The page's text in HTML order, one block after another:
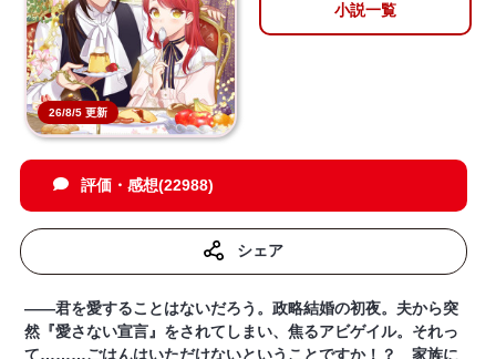
26/8/5 更新
小説一覧
評価・感想(22988)
シェア
――君を愛することはないだろう。政略結婚の初夜。夫から突
然『愛さない宣言』をされてしまい、焦るアビゲイル。それっ
て………ごはんはいただけないということですか！？ 家族に